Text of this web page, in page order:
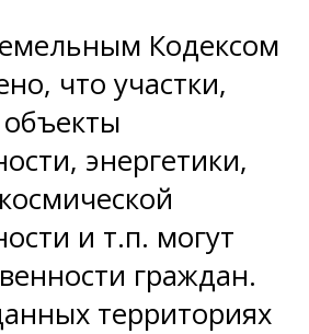
Кодексом
что участки,
энергетики,
и т.п. могут
граждан.
территориях